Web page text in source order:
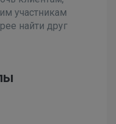
участникам
найти друг